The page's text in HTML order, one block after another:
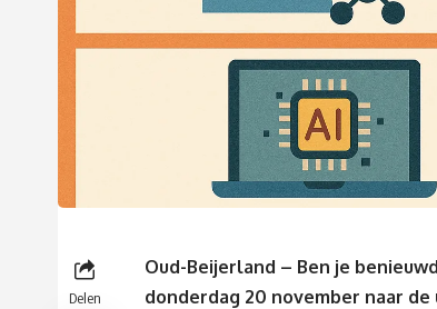
Delen
Oud-Beijerland – Ben je
donderdag 20 november naar